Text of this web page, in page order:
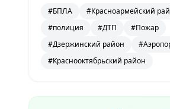
#БПЛА
#Красноармейский
#полиция
#ДТП
#Пожар
#Дзержинский район
#Краснооктябрьский район